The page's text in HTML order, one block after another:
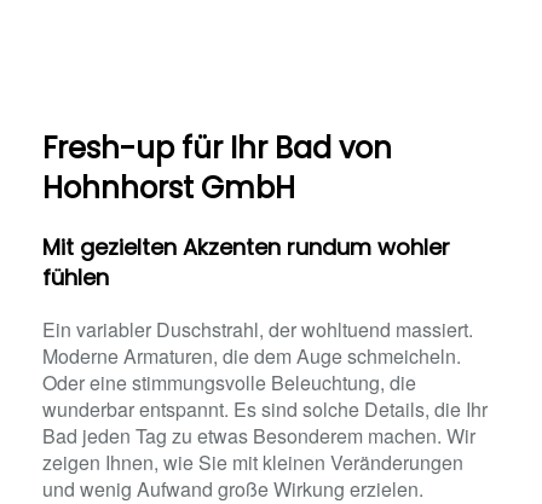
Fresh-up für Ihr Bad von
Hohnhorst GmbH
Mit gezielten Akzenten rundum wohler
fühlen
Ein variabler Duschstrahl, der wohltuend massiert.
Moderne Armaturen, die dem Auge schmeicheln.
Oder eine stimmungsvolle Beleuchtung, die
wunderbar entspannt. Es sind solche Details, die Ihr
Bad jeden Tag zu etwas Besonderem machen. Wir
zeigen Ihnen, wie Sie mit kleinen Veränderungen
und wenig Aufwand große Wirkung erzielen.